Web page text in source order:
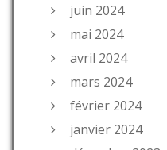
juin 2024
mai 2024
avril 2024
mars 2024
février 2024
janvier 2024